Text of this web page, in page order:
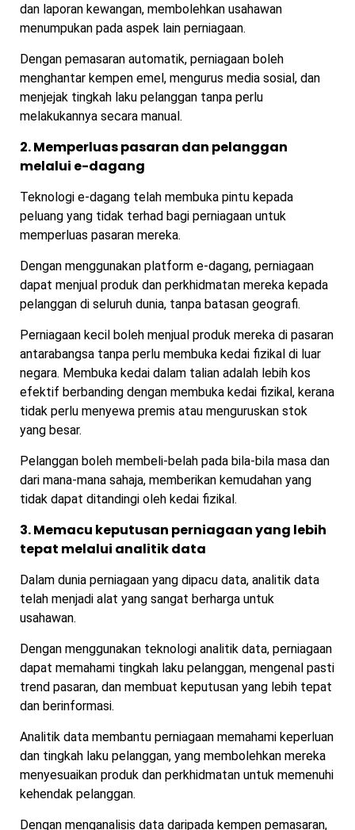
dan laporan kewangan, membolehkan usahawan
menumpukan pada aspek lain perniagaan.
Dengan pemasaran automatik, perniagaan boleh
menghantar kempen emel, mengurus media sosial, dan
menjejak tingkah laku pelanggan tanpa perlu
melakukannya secara manual.
2. Memperluas pasaran dan pelanggan
melalui e-dagang
Teknologi e-dagang telah membuka pintu kepada
peluang yang tidak terhad bagi perniagaan untuk
memperluas pasaran mereka.
Dengan menggunakan platform e-dagang, perniagaan
dapat menjual produk dan perkhidmatan mereka kepada
pelanggan di seluruh dunia, tanpa batasan geografi.
Perniagaan kecil boleh menjual produk mereka di pasaran
antarabangsa tanpa perlu membuka kedai fizikal di luar
negara. Membuka kedai dalam talian adalah lebih kos
efektif berbanding dengan membuka kedai fizikal, kerana
tidak perlu menyewa premis atau menguruskan stok
yang besar.
Pelanggan boleh membeli-belah pada bila-bila masa dan
dari mana-mana sahaja, memberikan kemudahan yang
tidak dapat ditandingi oleh kedai fizikal.
3. Memacu keputusan perniagaan yang lebih
tepat melalui analitik data
Dalam dunia perniagaan yang dipacu data, analitik data
telah menjadi alat yang sangat berharga untuk
usahawan.
Dengan menggunakan teknologi analitik data, perniagaan
dapat memahami tingkah laku pelanggan, mengenal pasti
trend pasaran, dan membuat keputusan yang lebih tepat
dan berinformasi.
Analitik data membantu perniagaan memahami keperluan
dan tingkah laku pelanggan, yang membolehkan mereka
menyesuaikan produk dan perkhidmatan untuk memenuhi
kehendak pelanggan.
Dengan menganalisis data daripada kempen pemasaran,